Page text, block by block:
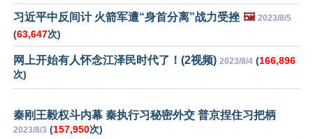
习近平中反间计 火箭军遭“身首分离”战力受挫 🖼️ 2023/8/5
(63,647次)
网上开始有人怀念江泽民时代了！(2视频) 2023/8/4 (166,896
次)
秦刚王毅权斗内幕 秦执行习秘密外交 普京捏住习把柄
2023/8/3 (157,950次)